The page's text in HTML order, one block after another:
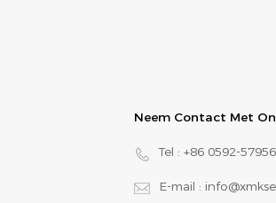
Neem Contact Met
Tel : +86 0592-
E-mail :